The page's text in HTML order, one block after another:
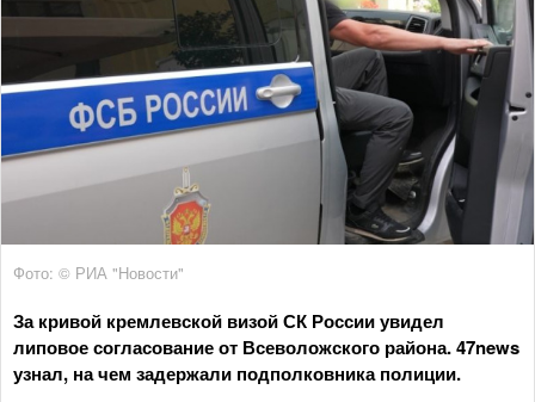
Фото: © РИА "Новости"
За кривой кремлевской визой СК России увидел
липовое согласование от Всеволожского района. 47news
узнал, на чем задержали подполковника полиции.